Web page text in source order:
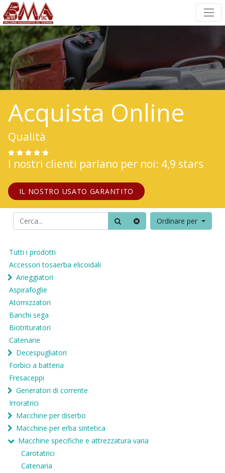
Acquista Online
Qualità
I nostri clienti parlano per noi: 4,9 stars
IL NOSTRO USATO GARANTITO
Ordinare per
Tutti i prodotti
Accessori tosaerba elicoidali
Arieggiatori
Aspirafoglie
Atomizzatori
Banchi sega
Biotrituratori
Catenarie
Decespugliatori
Forbici a batteria
Fresaceppi
Generatori di corrente
Irroratrici
Macchine per diserbo
Macchine per erba sintetica
Macchine specifiche e attrezzatura varia
Carotatrici
Catenaria